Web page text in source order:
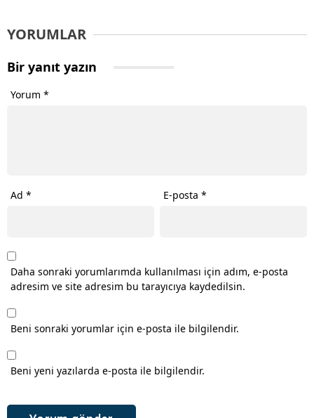
YORUMLAR
Bir yanıt yazın
Yorum *
Ad * E-posta*
Daha sonraki yorumlarımda kullanılması için adım, e-posta
adresim ve site adresim bu tarayıcıya kaydedilsin.
Beni sonraki yorumlar için e-posta ile bilgilendir.
Beni yeni yazılarda e-posta ile bilgilendir.